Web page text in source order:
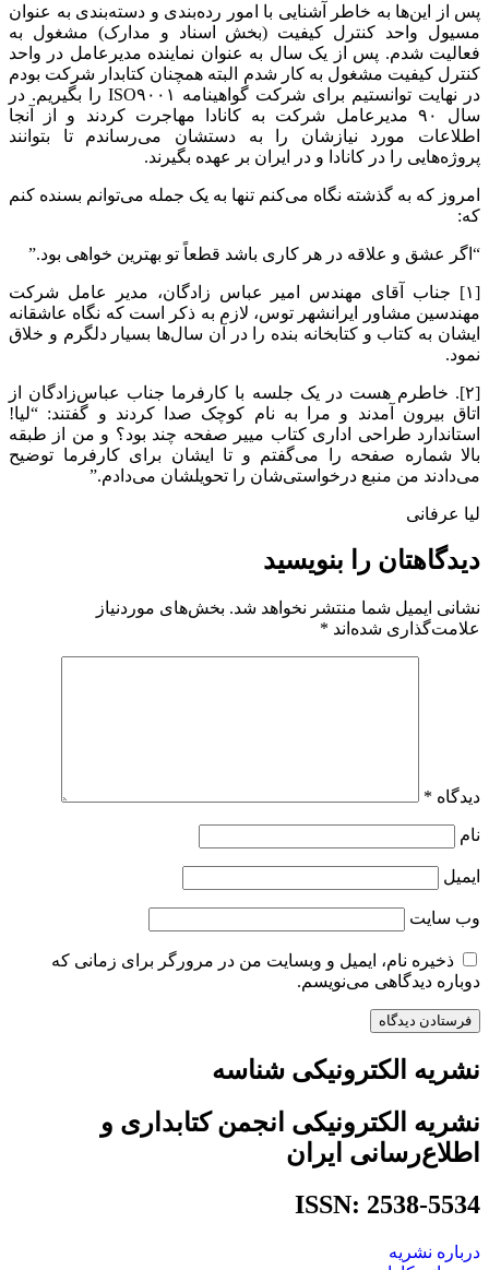
پس از این‌ها به خاطر آشنایی با امور رده‌بندی و دسته‌بندی به عنوان
مسیول واحد کنترل کیفیت (بخش اسناد و مدارک) مشغول به
فعالیت شدم. پس از یک سال به عنوان نماینده مدیرعامل در واحد
کنترل کیفیت مشغول به کار شدم البته همچنان کتابدار شرکت بودم
در نهایت توانستیم برای شرکت گواهینامه ISO۹۰۰۱ را بگیریم. در
سال ۹۰ مدیرعامل شرکت به کانادا مهاجرت کردند و از آنجا
اطلاعات مورد نیازشان را به دستشان می‌رساندم تا بتوانند
پروژه‌هایی را در کانادا و در ایران بر عهده بگیرند.
امروز که به گذشته نگاه می‌کنم تنها به یک جمله می‌توانم بسنده کنم
که:
“اگر عشق و علاقه در هر کاری باشد قطعاً تو بهترین خواهی بود.”
[۱] جناب آقای مهندس امیر عباس زادگان، مدیر عامل شرکت
مهندسین مشاور ایرانشهر توس، لازم به ذکر است که نگاه عاشقانه
ایشان به کتاب و کتابخانه بنده را در آن سال‌ها بسیار دلگرم و خلاق
نمود.
[۲]. خاطرم هست در یک جلسه با کارفرما جناب عباس‌زادگان از
اتاق بیرون آمدند و مرا به نام کوچک صدا کردند و گفتند: “لیا!
استاندارد طراحی اداری کتاب مییر صفحه چند بود؟ و من از طبقه
بالا شماره صفحه را می‌گفتم و تا ایشان برای کارفرما توضیح
می‌دادند من منبع درخواستی‌شان را تحویلشان می‌دادم.”
لیا عرفانی
دیدگاهتان را بنویسید
نشانی ایمیل شما منتشر نخواهد شد. بخش‌های موردنیاز
علامت‌گذاری شده‌اند *
دیدگاه *
نام
ایمیل
وب‌ سایت
ذخیره نام، ایمیل و وبسایت من در مرورگر برای زمانی که
دوباره دیدگاهی می‌نویسم.
نشریه الکترونیکی شناسه
نشریه الکترونیکی انجمن کتابداری و
اطلاع‌رسانی ایران
ISSN: 2538-5534
درباره نشریه